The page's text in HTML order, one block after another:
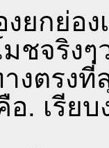
งยกย่อ
ชจริง
างตรง
. เรียบ